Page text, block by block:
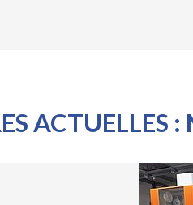
ACTUELLES